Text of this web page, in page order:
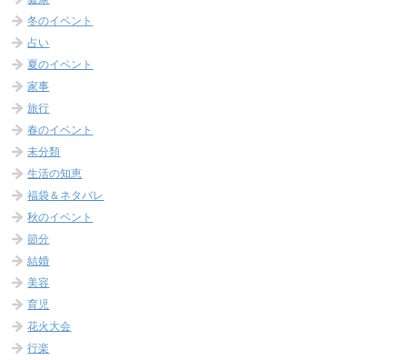
冬のイベント
占い
夏のイベント
家事
旅行
春のイベント
未分類
生活の知恵
福袋＆ネタバレ
秋のイベント
節分
結婚
美容
育児
花火大会
行楽